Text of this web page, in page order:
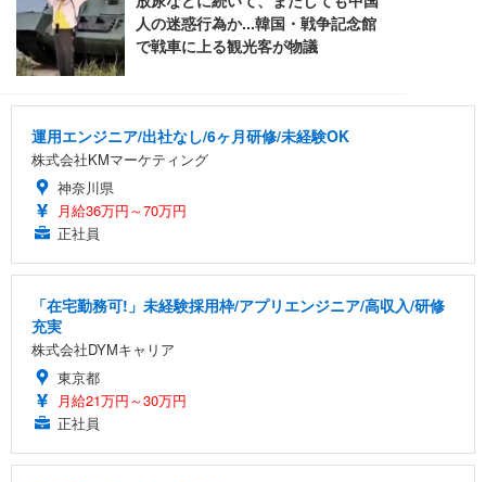
運用エンジニア/出社なし/6ヶ月研修/未経験OK
株式会社KMマーケティング
神奈川県
月給36万円～70万円
正社員
「在宅勤務可!」未経験採用枠/アプリエンジニア/高収入/研修
充実
株式会社DYMキャリア
東京都
月給21万円～30万円
正社員